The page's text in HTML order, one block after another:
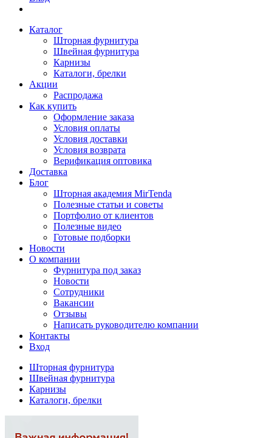
Каталог
Шторная фурнитура
Швейная фурнитура
Карнизы
Каталоги, брелки
Акции
Распродажа
Как купить
Оформление заказа
Условия оплаты
Условия доставки
Условия возврата
Верификация оптовика
Доставка
Блог
Шторная академия MirTenda
Полезные статьи и советы
Портфолио от клиентов
Полезные видео
Готовые подборки
Новости
О компании
Фурнитура под заказ
Новости
Сотрудники
Вакансии
Отзывы
Написать руководителю компании
Контакты
Вход
Шторная фурнитура
Швейная фурнитура
Карнизы
Каталоги, брелки